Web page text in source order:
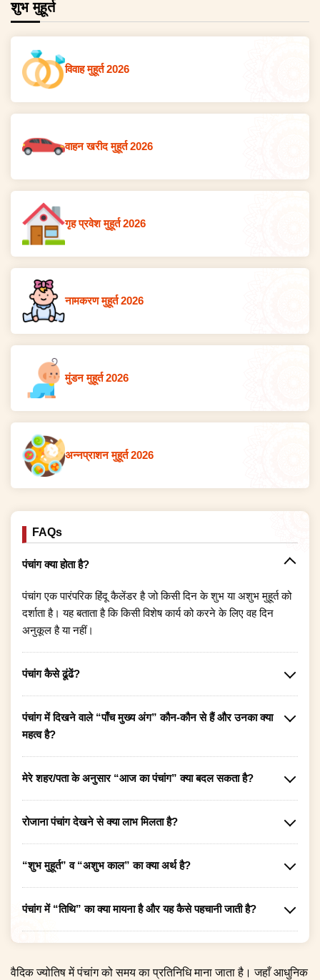
शुभ मुहूर्त
विवाह मुहूर्त 2026
वाहन खरीद मुहूर्त 2026
गृह प्रवेश मुहूर्त 2026
नामकरण मुहूर्त 2026
मुंडन मुहूर्त 2026
अन्नप्राशन मुहूर्त 2026
FAQs
पंचांग क्या होता है?
पंचांग एक पारंपरिक हिंदू कैलेंडर है जो किसी दिन के शुभ या अशुभ मुहूर्त को
दर्शाता है। यह बताता है कि किसी विशेष कार्य को करने के लिए वह दिन
अनुकूल है या नहीं।
पंचांग कैसे ढूंढें?
पंचांग में दिखने वाले “पाँच मुख्य अंग” कौन-कौन से हैं और उनका क्या
महत्व है?
मेरे शहर/पता के अनुसार “आज का पंचांग” क्या बदल सकता है?
रोजाना पंचांग देखने से क्या लाभ मिलता है?
“शुभ मुहूर्त” व “अशुभ काल” का क्या अर्थ है?
पंचांग में “तिथि” का क्या मायना है और यह कैसे पहचानी जाती है?
वैदिक ज्योतिष में पंचांग को समय का प्रतिनिधि माना जाता है। जहाँ आधुनिक